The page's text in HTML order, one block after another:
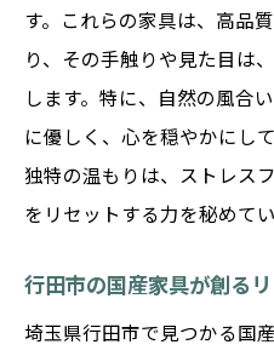
行田市の職人と作
国産家具の歴史と
国産家具がもたらす
行田市の住まい
国産家具とともに
行田市で感じる家
す。これらの家具は、高品
り、その手触りや見た目は
します。特に、自然の風合
に優しく、心を穏やかにし
独特の温もりは、ストレス
をリセットする力を秘めてい
行田市の国産家具が創る
埼玉県行田市で見つかる国